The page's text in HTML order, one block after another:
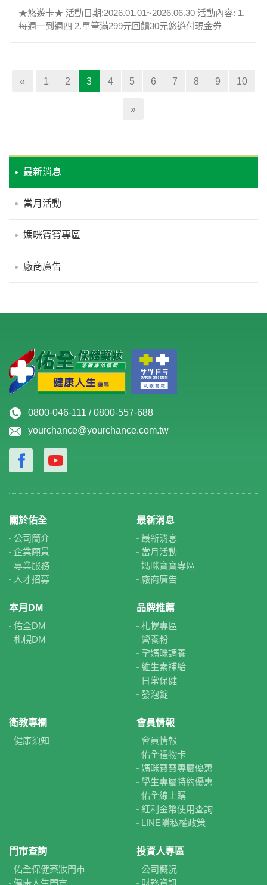
最新消息
當月活動
媽咪寶寶專區
廠商廣告
★悠遊卡★ 活動日期:2026.01.01~2026.06.30 活動內容: 1.
每週一到週四 2.單筆滿299元回饋30元悠遊付現金券
« 1 2 3(current)
4 5 6 7 8 9 10
»
0800-046-111 / 0800-557-688
yourchance@yourchance.com.tw
關於佑全
公司簡介
企業願景
專業服務
人才招募
最新消息
最新消息
當月活動
媽咪寶寶專區
廠商廣告
本月DM
佑全DM
札幌DM
品牌推薦
札幌專區
營養粉
孕媽咪調養
維生素補給
日常保健
發泡錠
衛教專欄
健康須知
會員情報
會員情報
佑全禮物卡
媽咪寶寶專屬優惠
學生專屬特約優惠
佑全線上購
紅利金幣使用查詢
LINE隱私權政策
門市查詢
佑全保健藥妝門市
健康人生門市
投資人專區
公司概況
財務資訊